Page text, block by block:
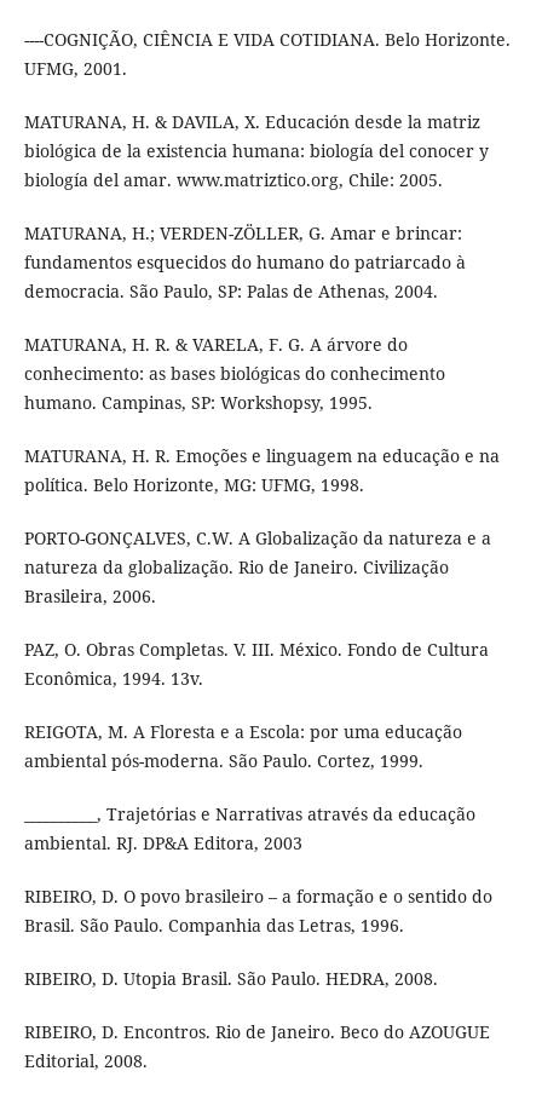
----COGNIÇÃO, CIÊNCIA E VIDA COTIDIANA. Belo Horizonte.
UFMG, 2001.
MATURANA, H. & DAVILA, X. Educación desde la matriz
biológica de la existencia humana: biología del conocer y
biología del amar. www.matriztico.org, Chile: 2005.
MATURANA, H.; VERDEN-ZÖLLER, G. Amar e brincar:
fundamentos esquecidos do humano do patriarcado à
democracia. São Paulo, SP: Palas de Athenas, 2004.
MATURANA, H. R. & VARELA, F. G. A árvore do
conhecimento: as bases biológicas do conhecimento
humano. Campinas, SP: Workshopsy, 1995.
MATURANA, H. R. Emoções e linguagem na educação e na
política. Belo Horizonte, MG: UFMG, 1998.
PORTO-GONÇALVES, C.W. A Globalização da natureza e a
natureza da globalização. Rio de Janeiro. Civilização
Brasileira, 2006.
PAZ, O. Obras Completas. V. III. México. Fondo de Cultura
Econômica, 1994. 13v.
REIGOTA, M. A Floresta e a Escola: por uma educação
ambiental pós-moderna. São Paulo. Cortez, 1999.
__________, Trajetórias e Narrativas através da educação
ambiental. RJ. DP&A Editora, 2003
RIBEIRO, D. O povo brasileiro – a formação e o sentido do
Brasil. São Paulo. Companhia das Letras, 1996.
RIBEIRO, D. Utopia Brasil. São Paulo. HEDRA, 2008.
RIBEIRO, D. Encontros. Rio de Janeiro. Beco do AZOUGUE
Editorial, 2008.